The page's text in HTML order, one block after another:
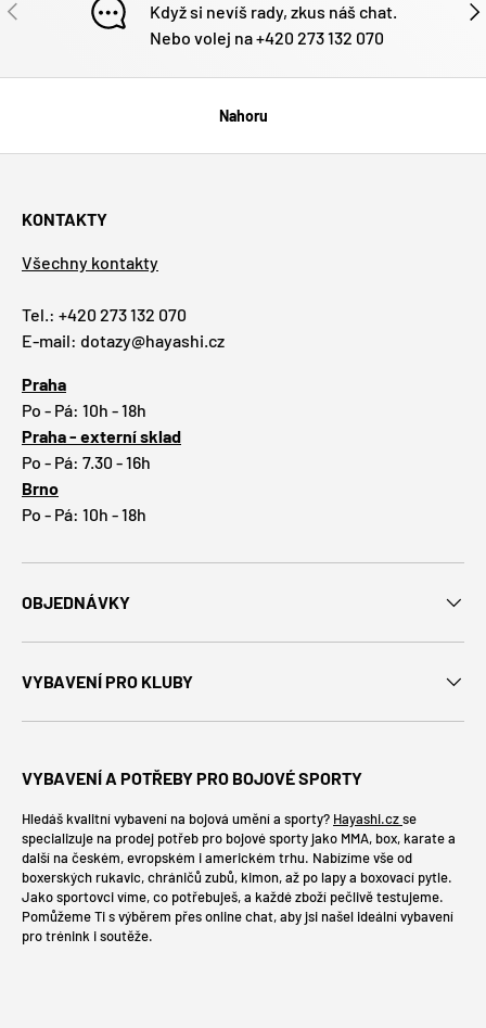
PŘEDCHOZÍ
Když si nevíš rady, zkus náš chat.
Nebo volej na +420 273 132 070
Nahoru
KONTAKTY
Všechny kontakty
Tel.: +420 273 132 070
E-mail: dotazy@hayashi.cz
Praha
Po - Pá: 10h - 18h
Praha - externí sklad
Po - Pá: 7.30 - 16h
Brno
Po - Pá: 10h - 18h
OBJEDNÁVKY
VYBAVENÍ PRO KLUBY
VYBAVENÍ A POTŘEBY PRO BOJOVÉ SPORTY
Hledáš kvalitní vybavení na bojová umění a sporty? Hayashi.czse
specializuje na prodej potřeb pro bojové sporty jako MMA, box, karate a
další na českém, evropském i americkém trhu. Nabízíme vše od
boxerských rukavic, chráničů zubů, kimon, až po lapy a boxovací pytle.
Jako sportovci víme, co potřebuješ, a každé zboží pečlivě testujeme.
Pomůžeme Ti s výběrem přes online chat, aby jsi našel ideální vybavení
pro trénink i soutěže.